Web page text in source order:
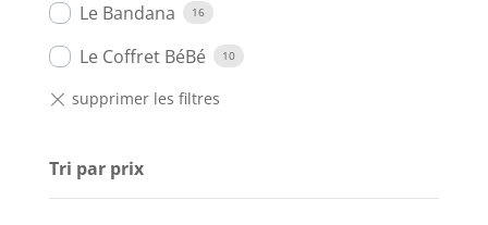
Le Bandana 16
Le Coffret BéBé 10
Tri par prix